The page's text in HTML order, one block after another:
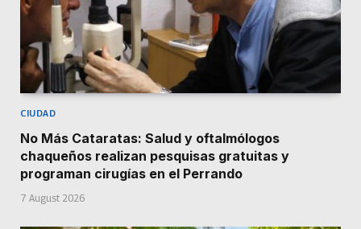
CIUDAD
No Más Cataratas: Salud y oftalmólogos
chaqueños realizan pesquisas gratuitas y
programan cirugías en el Perrando
7 August 2026